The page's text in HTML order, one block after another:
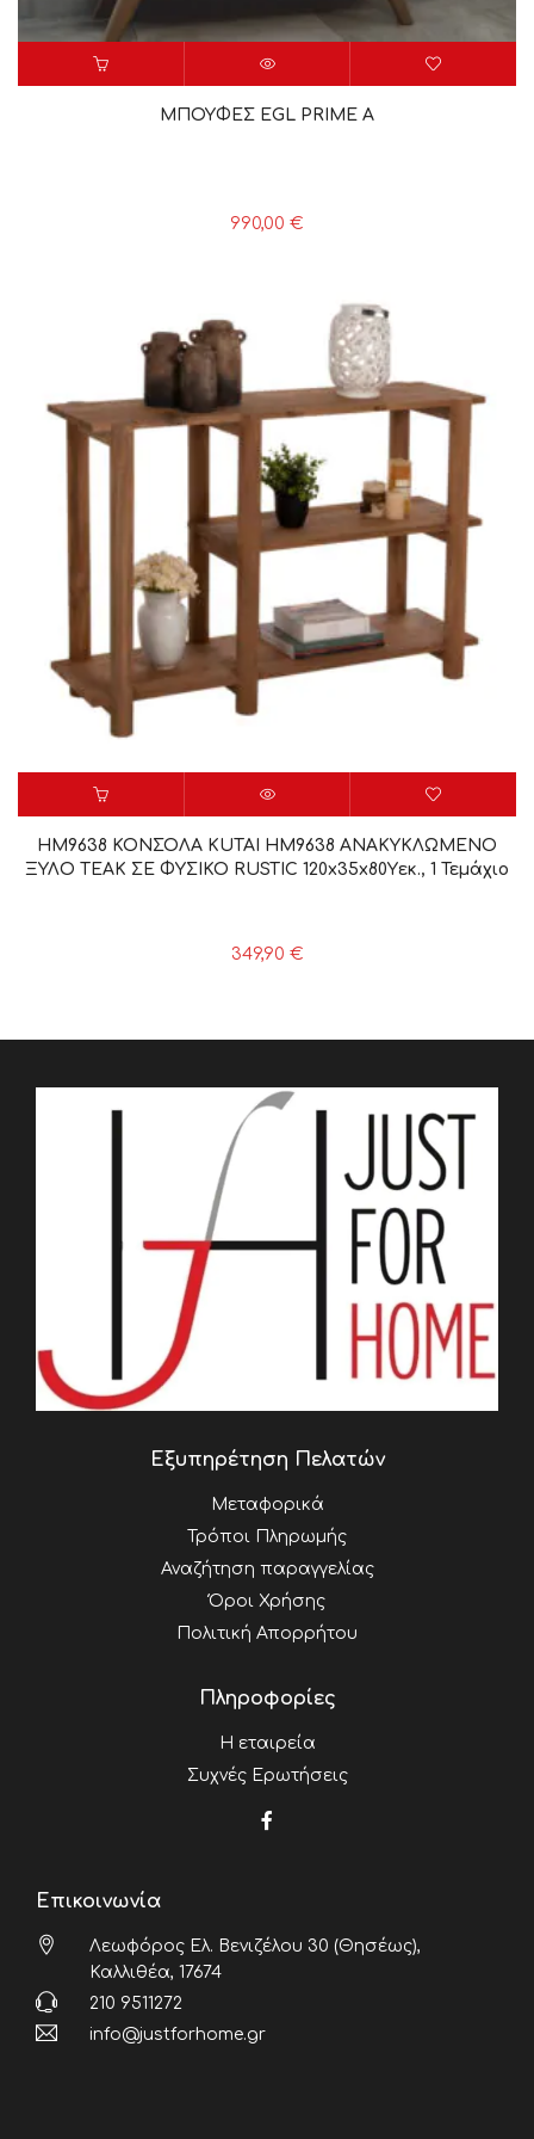
ΜΠΟΥΦΕΣ EGL PRIME A
990,00 €
HM9638 ΚΟΝΣΟΛΑ KUTAI HM9638 ΑΝΑΚΥΚΛΩΜΕΝΟ
ΞΥΛΟ ΤΕΑΚ ΣΕ ΦΥΣΙΚΟ RUSTIC 120x35x80Yεκ., 1 Τεμάχιο
349,90 €
Εξυπηρέτηση Πελατών
Μεταφορικά
Τρόποι Πληρωμής
Αναζήτηση παραγγελίας
Όροι Χρήσης
Πολιτική Απορρήτου
Πληροφορίες
Η εταιρεία
Συχνές Ερωτήσεις
Επικοινωνία
Λεωφόρος Ελ. Βενιζέλου 30 (Θησέως),
Καλλιθέα, 17674
210 9511272
info@justforhome.gr